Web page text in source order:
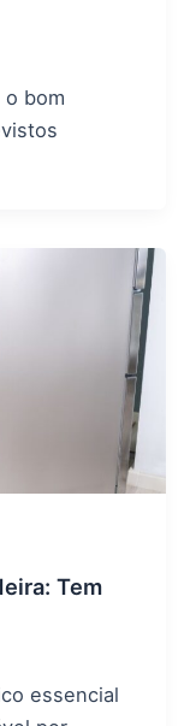
bom
Tem
essencial